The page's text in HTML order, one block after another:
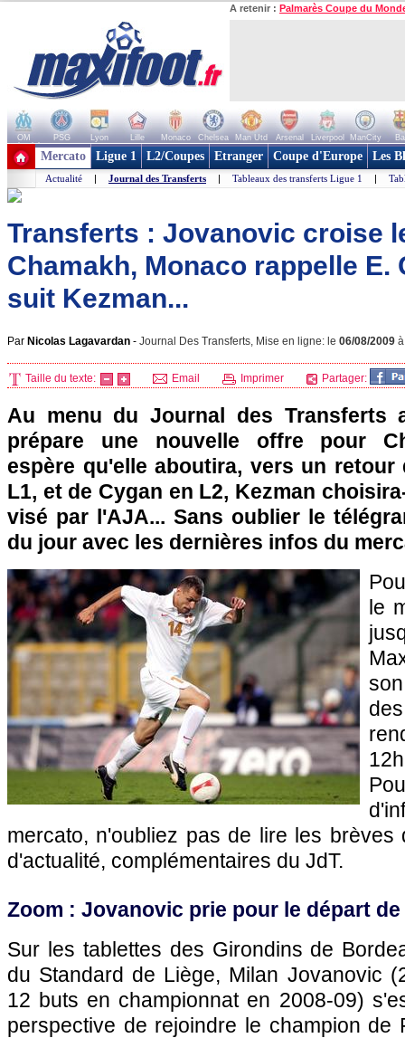
A retenir : Palmarès Coupe du
OM PSG Lyon Lille Monaco Chelsea Man Utd Arsenal Liverpool ManCity
+ de clubs
Mercato Ligue 1 L2/Coupes Etranger Coupe d'Europe Les
Actualité | Journal des Transferts | Tableaux des transferts Ligue 1 |
Transferts : Jovanovic croise
Chamakh, Monaco rappelle E.
suit Kezman...
Par Nicolas Lagavardan - Journal Des Transferts, Mise en ligne: le 06/08/2009
Taille du texte: Email Imprimer Partager:
Au menu du Journal des Transferts
prépare une nouvelle offre pour
espère qu'elle aboutira, vers un retour
L1, et de Cygan en L2, Kezman
visé par l'AJA... Sans oublier le
du jour avec les dernières infos du
le
mercato, n'oubliez pas de lire les
d'actualité, complémentaires du JdT.
Zoom : Jovanovic prie pour le départ
Sur les tablettes des Girondins de
du Standard de Liège, Milan Jovanovic
12 buts en championnat en 2008-09)
perspective de rejoindre le champion de